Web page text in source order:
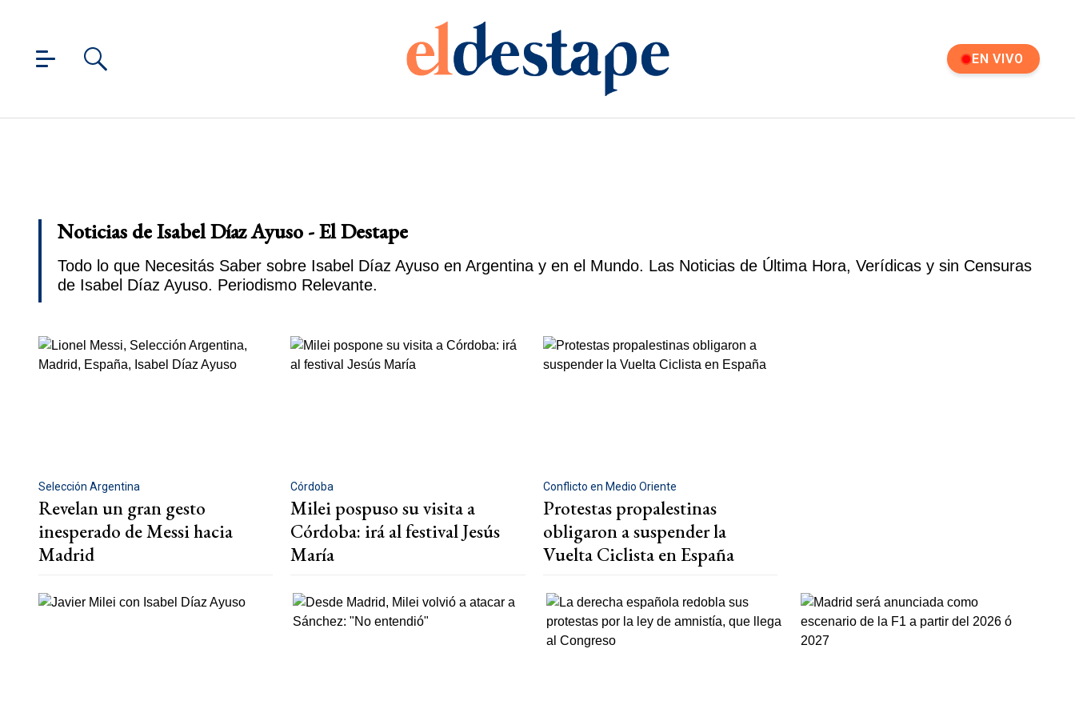
EN VIVO
Noticias de Isabel Díaz Ayuso - El Destape
Todo lo que Necesitás Saber sobre Isabel Díaz Ayuso en Argentina y en el Mundo. Las Noticias de Última Hora, Verídicas y sin Censuras
de Isabel Díaz Ayuso. Periodismo Relevante.
Selección Argentina
Revelan un gran gesto
inesperado de Messi hacia
Madrid
Córdoba
Milei pospuso su visita a
Córdoba: irá al festival Jesús
María
Conflicto en Medio Oriente
Protestas propalestinas
obligaron a suspender la
Vuelta Ciclista en España